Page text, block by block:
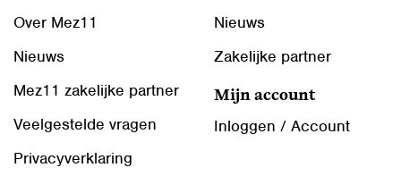
Over Mez11
Nieuws
Mez11 zakelijke partner
Veelgestelde vragen
Privacyverklaring
Nieuws
Zakelijke partner
Mijn account
Inloggen / Account